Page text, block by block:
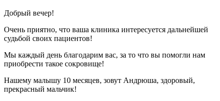
Добрый вечер!
Очень приятно, что ваша клиника интересуется дальнейшей
судьбой своих пациентов!
Мы каждый день благодарим вас, за то что вы помогли нам
приобрести такое сокровище!
Нашему малышу 10 месяцев, зовут Андрюша, здоровый,
прекрасный мальчик!